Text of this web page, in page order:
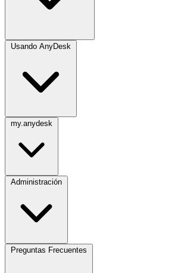
Usando AnyDesk
my.anydesk
Administración
Preguntas Frecuentes